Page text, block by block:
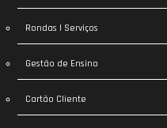
Rondas | Serviços
Gestão de Ensino
Cartão Cliente